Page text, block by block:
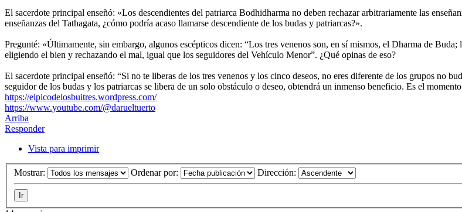
El sacerdote principal enseñó: «Los descendientes del patriarca Bodhidharma no deben rechazar arbitrariamente las
enseñanzas del Tathagata, ¿cómo podría acaso llamarse descendiente de los budas y patriarcas?».
Pregunté: «Últimamente, sin embargo, algunos escépticos dicen: “Los tres venenos son, en sí mismos, el Dharma de
eligiendo el bien y rechazando el mal, igual que los seguidores del Vehículo Menor”. ¿Qué opinas de eso?
El sacerdote principal enseñó: “Si no te liberas de los tres venenos y los cinco deseos, no eres diferente de los grupos no
seguidor de los budas y los patriarcas se libera de un solo obstáculo o deseo, obtendrá un inmenso beneficio. Es el
https://elpicodelosbuitres.wordpress.com/
https://www.youtube.com/@darueltuerto
Arriba
Responder
Vista para imprimir
Mostrar: Ordenar por: Dirección: